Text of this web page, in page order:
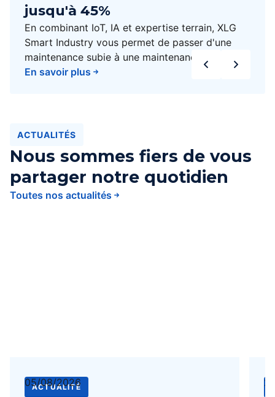
jusqu'à 45%
En combinant IoT, IA et expertise terrain, XLG
Smart Industry vous permet de passer d'une
maintenance subie à une maintenance
prédictive et proactive.
En savoir plus
ACTUALITÉS
Nous sommes fiers de vous
partager notre quotidien
Toutes nos actualités
ACTUALITÉ
05/08/2026